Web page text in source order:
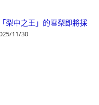
梨中之王」的雪梨即將採
11/30